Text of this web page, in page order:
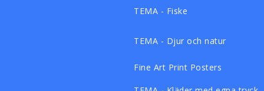
TEMA - Fiske
TEMA - Djur och natur
Fine Art Print Posters